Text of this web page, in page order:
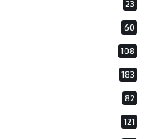
23
60
108
183
82
121